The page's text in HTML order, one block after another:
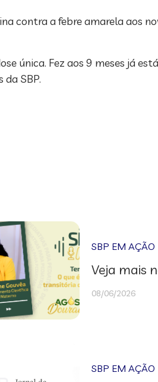
contra a febre amarela aos
única. Fez aos 9 meses já
SBP.
SBP EM AÇÃO
Veja mais
08/06/2026
SBP EM AÇÃO